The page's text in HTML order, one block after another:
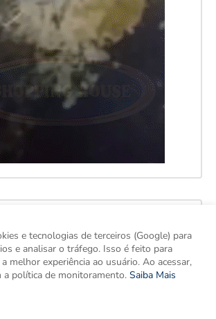
e tecnologias de terceiros (Google) para
e analisar o tráfego. Isso é feito para
melhor experiência ao usuário. Ao acessar,
a política de monitoramento. Saiba Mais